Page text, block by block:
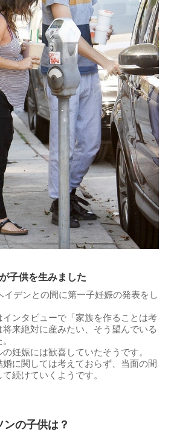
子供を生みました
イデンとの間に第一子妊娠の発表をし
ンタビューで「家族を作ることは考
来絶対に産みたい、そう望んでいる
妊娠には歓喜していたそうです。
婚に関しては考えておらず、当面の間
続けていくようです。
の子供は？